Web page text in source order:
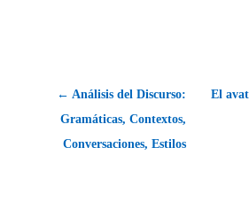
← Análisis del Discurso:
Gramáticas, Contextos,
Conversaciones, Estilos
El